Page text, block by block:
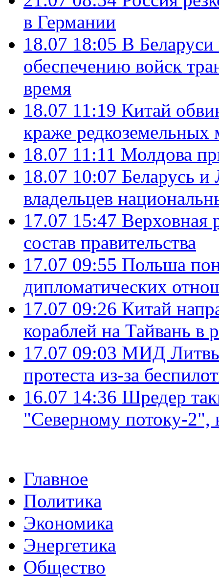
в Германии
18.07 18:05 В
обеспечению войск
время
18.07 11:19 Китай
краже редкоземельных
18.07 11:11 Молдова
18.07 10:07 Беларусь
владельцев
17.07 15:47 Верховная
состав правительства
17.07 09:55 Польша
дипломатических
17.07 09:26 Китай
кораблей на Тайвань в
17.07 09:03 МИД Литвы
протеста из-за
16.07 14:36 Шредер
"Северному потоку-2",
Главное
Политика
Экономика
Энергетика
Общество